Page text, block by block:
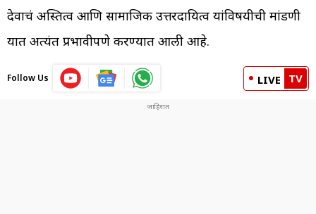
देवाचं अस्तित्व आणि सामाजिक उत्तरदायित्व यांविषयीची मांडणी
यात अत्यंत प्रभावीपणे करण्यात आली आहे.
Follow Us LIVE TV